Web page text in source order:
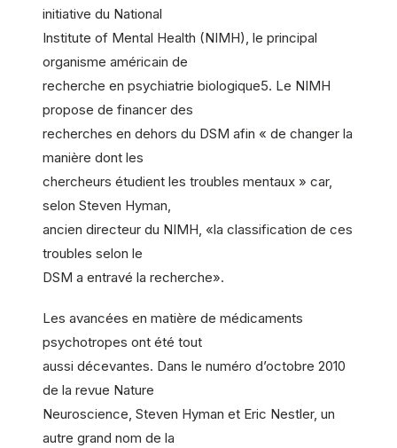
initiative du National
Institute of Mental Health (NIMH), le principal
organisme américain de
recherche en psychiatrie biologique5. Le NIMH
propose de financer des
recherches en dehors du DSM afin « de changer la
manière dont les
chercheurs étudient les troubles mentaux » car,
selon Steven Hyman,
ancien directeur du NIMH, «la classification de ces
troubles selon le
DSM a entravé la recherche».
Les avancées en matière de médicaments
psychotropes ont été tout
aussi décevantes. Dans le numéro d’octobre 2010
de la revue Nature
Neuroscience, Steven Hyman et Eric Nestler, un
autre grand nom de la